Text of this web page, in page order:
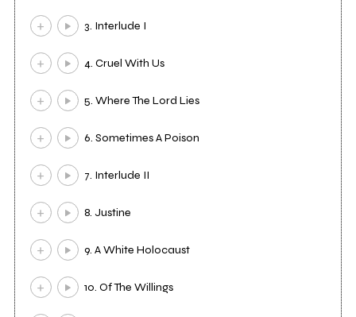
3. Interlude I
4. Cruel With Us
5. Where The Lord Lies
6. Sometimes A Poison
7. Interlude II
8. Justine
9. A White Holocaust
10. Of The Willings